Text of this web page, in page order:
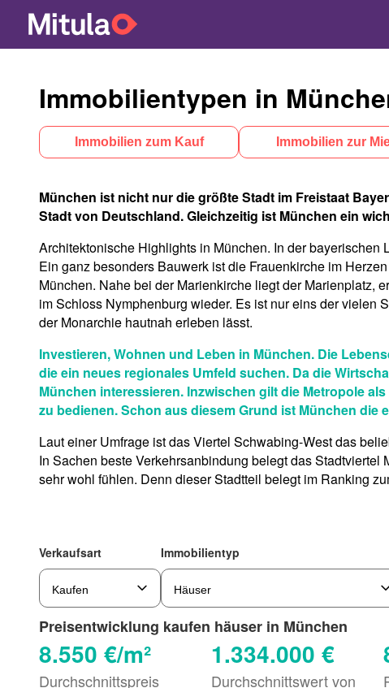
Immobilientypen in
Immobilien zum Kauf Immobilien zur
München ist nicht nur die größte Stadt im Freistaat
Stadt von Deutschland. Gleichzeitig ist München ein
Architektonische Highlights in München. In der
Ein ganz besonders Bauwerk ist die Frauenkirche im
München. Nahe bei der Marienkirche liegt der Marienplatz,
im Schloss Nymphenburg wieder. Es ist nur eins der vielen
der Monarchie hautnah erleben lässt.
Investieren, Wohnen und Leben in München. Die
die ein neues regionales Umfeld suchen. Da die
München interessieren. Inzwischen gilt die Metropole
zu bedienen. Schon aus diesem Grund ist München
Laut einer Umfrage ist das Viertel Schwabing-West das
In Sachen beste Verkehrsanbindung belegt das
sehr wohl fühlen. Denn dieser Stadtteil belegt im Ranking
Verkaufsart Immobilientyp
Preisentwicklung kaufen häuser in München
8.550 €/m²
Durchschnittspreis
1.334.000 €
Durchschnittswert von